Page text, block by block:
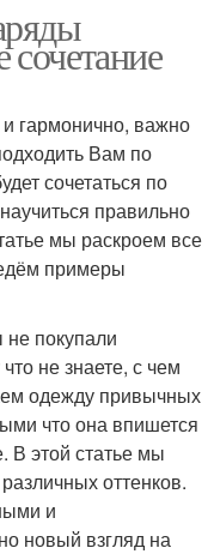
сочетание
гармонично, важно
Вам по
сочетаться по
правильно
мы раскроем все
примеры
покупали
не знаете, с чем
одежду привычных
что она впишется
В этой статье мы
оттенков.
и
новый взгляд на